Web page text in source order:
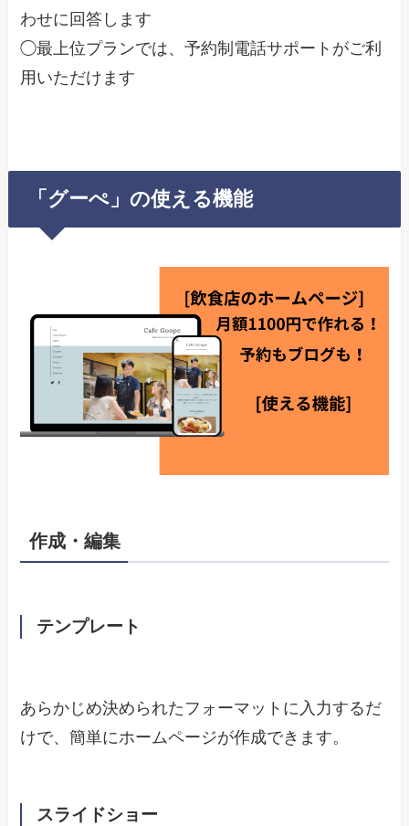
わせに回答します
◯最上位プランでは、予約制電話サポートがご利
用いただけます
「グーぺ」の使える機能
作成・編集
テンプレート
あらかじめ決められたフォーマットに入力するだ
けで、簡単にホームページが作成できます。
スライドショー